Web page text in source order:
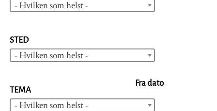
- Hvilken som helst -
STED
- Hvilken som helst -
TEMA
- Hvilken som helst -
Fra dato